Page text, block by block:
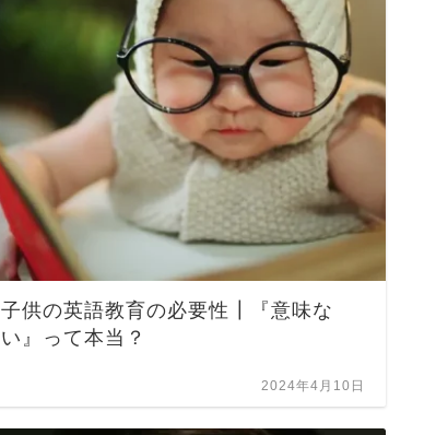
子供の英語教育の必要性┃『意味な
い』って本当？
2024年4月10日